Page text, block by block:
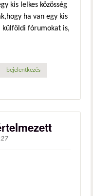
kis lelkes közösség
ha van egy kis
külföldi fórumokat is,
bejelentkezés